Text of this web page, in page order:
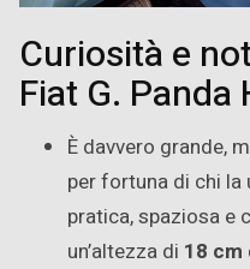
Curiosità e
Fiat G. Panda
È davvero grande,
per fortuna di chi la
pratica, spaziosa e
un’altezza di 18 cm